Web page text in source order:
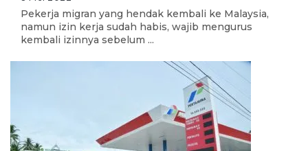
Pekerja migran yang hendak kembali ke Malaysia,
namun izin kerja sudah habis, wajib mengurus
kembali izinnya sebelum ...